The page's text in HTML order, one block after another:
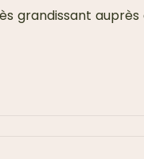
grandissant